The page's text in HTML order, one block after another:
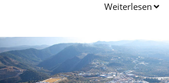
Weiterlesen